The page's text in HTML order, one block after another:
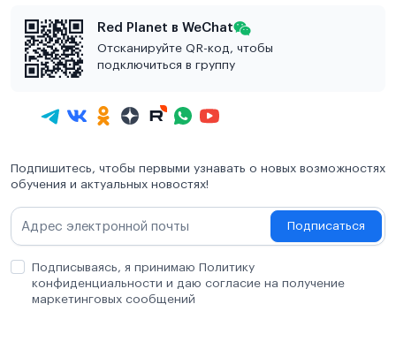
Red Planet в WeChat
Отсканируйте QR-код, чтобы
подключиться в группу
Подпишитесь, чтобы первыми узнавать о новых возможностях
обучения и актуальных новостях!
Подписаться
Подписываясь, я принимаю Политику
конфиденциальности и даю согласие на получение
маркетинговых сообщений